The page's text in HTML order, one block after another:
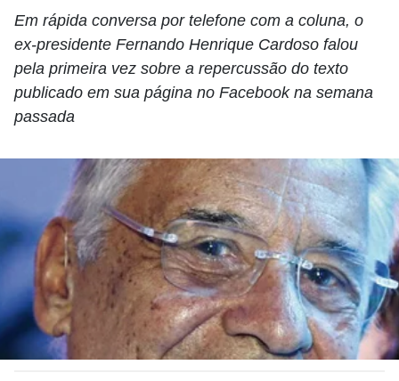
Em rápida conversa por telefone com a coluna, o
ex-presidente Fernando Henrique Cardoso falou
pela primeira vez sobre a repercussão do texto
publicado em sua página no Facebook na semana
passada